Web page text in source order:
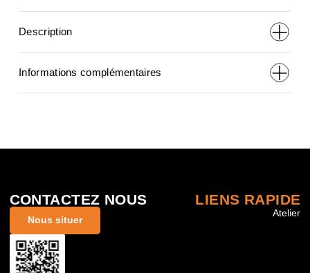
était :
€1,034,00.
est :
Description
Informations complémentaires
CONTACTEZ NOUS
Nous situer
LIENS RAPIDE
Atelier